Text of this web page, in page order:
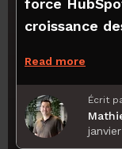
force
croissance
Read more
Écrit